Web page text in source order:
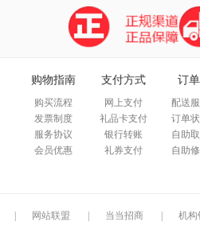
购物指南
购买流程
发票制度
服务协议
会员优惠
支付方式
网上支付
礼品卡支付
银行转账
礼券支付
订
配送
订单
自助
自助
网站联盟 当当招商 机构